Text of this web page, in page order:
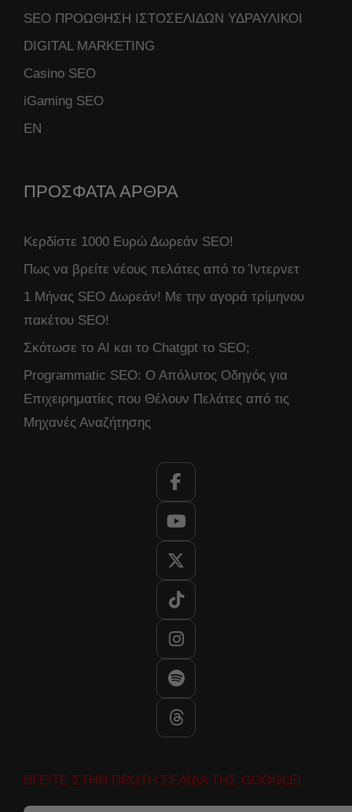
SEO ΠΡΟΩΘΗΣΗ ΙΣΤΟΣΕΛΙΔΩΝ ΥΔΡΑΥΛΙΚΟΙ
DIGITAL MARKETING
Casino SEO
iGaming SEO
ΕΝ
ΠΡΟΣΦΑΤΑ ΑΡΘΡΑ
Κερδίστε 1000 Ευρώ Δωρεάν SEO!
Πως να βρείτε νέους πελάτες από το Ίντερνετ
1 Μήνας SEO Δωρεάν! Με την αγορά τρίμηνου
πακέτου SEO!
Σκότωσε το AI και το Chatgpt το SEO;
Programmatic SEO: Ο Απόλυτος Οδηγός για
Επιχειρηματίες που Θέλουν Πελάτες από τις
Μηχανές Αναζήτησης
ΒΓΕΙΤΕ ΣΤΗΝ ΠΡΩΤΗ ΣΕΛΙΔΑ ΤΗΣ GOOGLE!